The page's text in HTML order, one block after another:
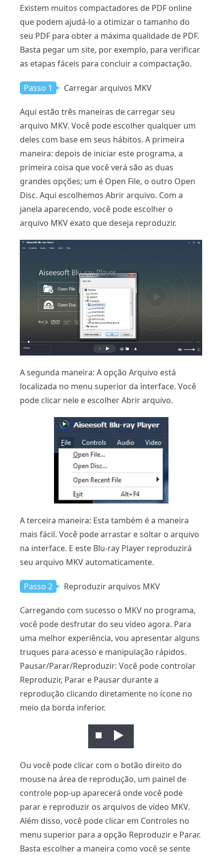
Existem muitos compactadores de PDF online
que podem ajudá-lo a otimizar o tamanho do
seu PDF para obter a máxima qualidade de PDF.
Basta pegar um site, por exemplo, para verificar
as etapas fáceis para concluir a compactação.
Passo 1 Carregar arquivos MKV
Aqui estão três maneiras de carregar seu
arquivo MKV. Você pode escolher qualquer um
deles com base em seus hábitos. A primeira
maneira: depois de iniciar este programa, a
primeira coisa que você verá são as duas
grandes opções; um é Open File, o outro Open
Disc. Aqui escolhemos Abrir arquivo. Com a
janela aparecendo, você pode escolher o
arquivo MKV exato que deseja reproduzir.
A segunda maneira: A opção Arquivo está
localizada no menu superior da interface. Você
pode clicar nele e escolher Abrir arquivo.
A terceira maneira: Esta também é a maneira
mais fácil. Você pode arrastar e soltar o arquivo
na interface. E este Blu-ray Player reproduzirá
seu arquivo MKV automaticamente.
Passo 2 Reproduzir arquivos MKV
Carregando com sucesso o MKV no programa,
você pode desfrutar do seu vídeo agora. Para
uma melhor experiência, vou apresentar alguns
truques para acesso e manipulação rápidos.
Pausar/Parar/Reproduzir: Você pode controlar
Reproduzir, Parar e Pausar durante a
reprodução clicando diretamente no ícone no
meio da borda inferior.
Ou você pode clicar com o botão direito do
mouse na área de reprodução, um painel de
controle pop-up aparecerá onde você pode
parar e reproduzir os arquivos de vídeo MKV.
Além disso, você pode clicar em Controles no
menu superior para a opção Reproduzir e Parar.
Basta escolher a maneira como você se sente